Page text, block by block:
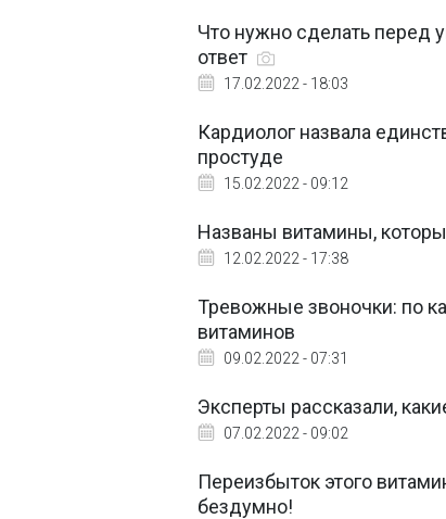
Что нужно сделать перед
ответ
17.02.2022 - 18:03
Кардиолог назвала
простуде
15.02.2022 - 09:12
Названы витамины,
12.02.2022 - 17:38
Тревожные звоночки: по
витаминов
09.02.2022 - 07:31
Эксперты рассказали,
07.02.2022 - 09:02
Переизбыток этого
бездумно!